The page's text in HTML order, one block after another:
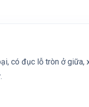
có đục lỗ tròn ở giữa,